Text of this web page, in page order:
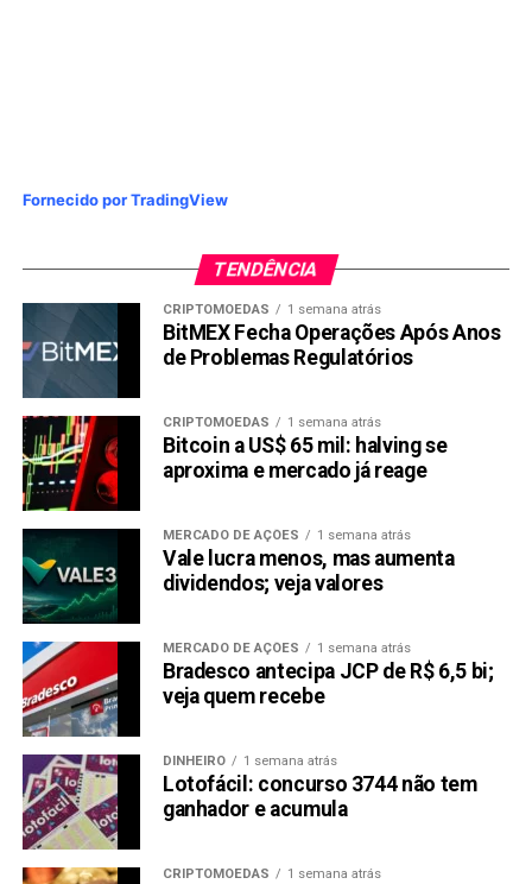
Fornecido por TradingView
TENDÊNCIA
CRIPTOMOEDAS 1 semana atrás
BitMEX Fecha Operações Após Anos
de Problemas Regulatórios
CRIPTOMOEDAS 1 semana atrás
Bitcoin a US$ 65 mil: halving se
aproxima e mercado já reage
MERCADO DE AÇÕES 1 semana atrás
Vale lucra menos, mas aumenta
dividendos; veja valores
MERCADO DE AÇÕES 1 semana atrás
Bradesco antecipa JCP de R$ 6,5 bi;
veja quem recebe
DINHEIRO 1 semana atrás
Lotofácil: concurso 3744 não tem
ganhador e acumula
CRIPTOMOEDAS 1 semana atrás